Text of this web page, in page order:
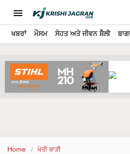
ਖਬਰਾਂ ਮੌਸਮ ਸੇਹਤ ਅਤੇ ਜੀਵਨ ਸ਼ੈਲੀ
Home ਖੇਤੀ ਬਾੜੀ